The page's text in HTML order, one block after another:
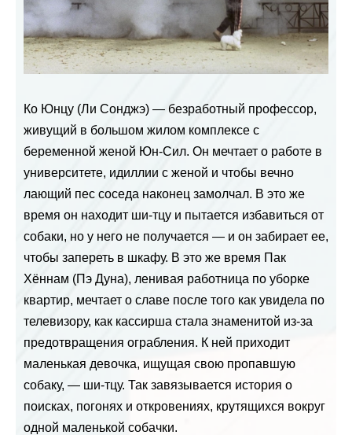
Ко Юнцу (Ли Сонджэ) — безработный профессор,
живущий в большом жилом комплексе с
беременной женой Юн-Сил. Он мечтает о работе в
университете, идиллии с женой и чтобы вечно
лающий пес соседа наконец замолчал. В это же
время он находит ши-тцу и пытается избавиться от
собаки, но у него не получается — и он забирает ее,
чтобы запереть в шкафу. В это же время Пак
Хённам (Пэ Дуна), ленивая работница по уборке
квартир, мечтает о славе после того как увидела по
телевизору, как кассирша стала знаменитой из-за
предотвращения ограбления. К ней приходит
маленькая девочка, ищущая свою пропавшую
собаку, — ши-тцу. Так завязывается история о
поисках, погонях и откровениях, крутящихся вокруг
одной маленькой собачки.